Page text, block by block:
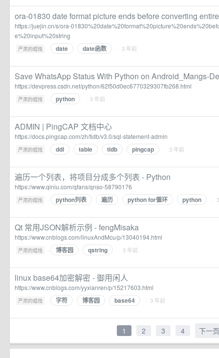
ora-01830 date format picture ends before converting
https://juejin.cn/s/ora-
e%20input%20string
严肃的蜡烛 · date date函数 · 3 年前
Save WhatsApp Status With Python on Android_Mangs-
https://devpress.csdn.net/python/62f50d0ec6770329307fb268.html
严肃的蜡烛 · python · 3 年前
ADMIN | PingCAP 文档中心
https://docs.pingcap.com/zh/tidb/v3.0/sql-statement-admin
严肃的蜡烛 · ddl table tidb pingcap · 3 年前
遍历一个列表，将项目分成多个列表 - Python
https://www.qiniu.com/qfans/qnso-58790176
严肃的蜡烛 · python列表 遍历 python for循环 python ·
Qt 常用JSON解析示例 - fengMisaka
https://www.cnblogs.com/linuxAndMcu/p/13040194.html
严肃的蜡烛 · 博客园 qstring · 3 年前
linux base64加密解密 - 御用闲人
https://www.cnblogs.com/yyxianren/p/15217603.html
严肃的蜡烛 · 字符 博客园 base64 · 3 年前
1 2 3 4 下一页